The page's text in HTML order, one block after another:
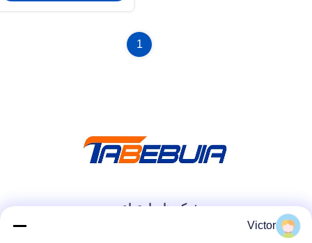
1
شبکه های اجتماعی
Victor